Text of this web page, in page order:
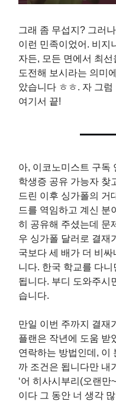
그래 좀 무섭지? 그러
이런 민족이었어. 비지
자든, 모든 면에서 최선
도전해 보시라는 의미
았습니다 ㅎㅎ. 자 그
여기서 끝!
아, 이코노미스트 구독
학생증 공유 가능자 찾
드린 이후 싱가폴의 거
드를 역임하고 계신 분
히 공유해 주셨는데 문
우 싱가폴 달러로 결재
국보다 세 배가 더 비
니다. 한국 학교를 다
됩니다. 부디 도와주시
습니다.
만일 이번 주까지 결재
플랜은 작년에 도움 받
연락하는 방법인데, 이
까 조건은 됩니다만 내
‘어 히사시부리(오랜
이다 그 동안 너 생각